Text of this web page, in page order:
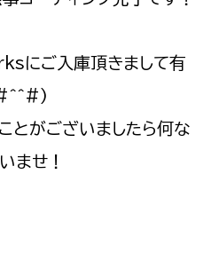
にご入庫頂きまして有
とがございましたら何な
ませ！